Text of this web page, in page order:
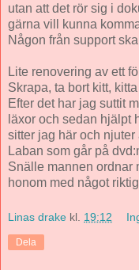
utan att det rör sig i
gärna vill kunna
Någon från support
Lite renovering av ett
Skrapa, ta bort kitt,
Efter det har jag suttit
läxor och sedan hjälpt
sitter jag här och
Laban som går på
Snälle mannen ordnar
honom med något
Linas drake kl. 19:12
Dela